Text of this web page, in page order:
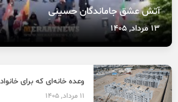
آتش عشق جاماندگان حسینی
13 مرداد, 1405
وعده خانه‌ای که برای
11 مرداد, 1405